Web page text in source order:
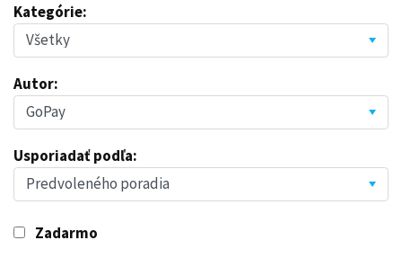
Kategórie:
Autor:
Usporiadať podľa:
Zadarmo